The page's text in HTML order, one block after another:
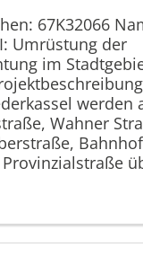
67K32066
Umrüstung der
im
werden
Wahner